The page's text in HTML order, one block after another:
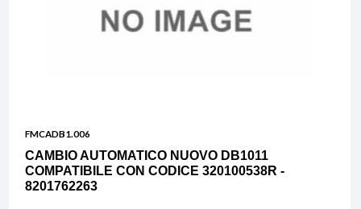
FMCADB1.006
CAMBIO AUTOMATICO NUOVO DB1011
COMPATIBILE CON CODICE 320100538R -
8201762263